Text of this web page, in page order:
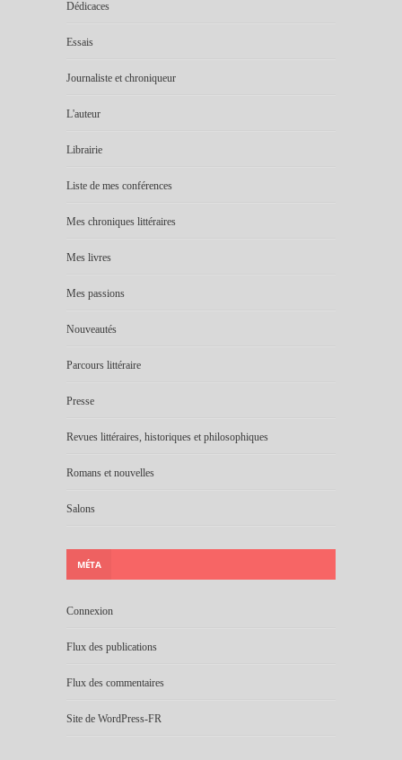
Dédicaces
Essais
Journaliste et chroniqueur
L'auteur
Librairie
Liste de mes conférences
Mes chroniques littéraires
Mes livres
Mes passions
Nouveautés
Parcours littéraire
Presse
Revues littéraires, historiques et philosophiques
Romans et nouvelles
Salons
MÉTA
Connexion
Flux des publications
Flux des commentaires
Site de WordPress-FR